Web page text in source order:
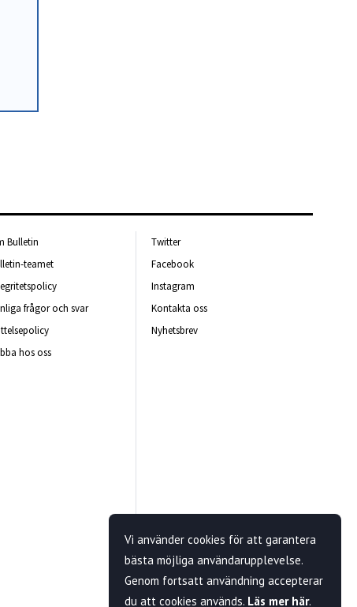
Bulletin
teamet
frågor och svar
hos oss
Twitter
Facebook
Instagram
Kontakta oss
Nyhetsbrev
Vi använder cookies för att garantera
bästa möjliga användarupplevelse.
Genom fortsatt användning accepterar
du att cookies används. Läs mer här.